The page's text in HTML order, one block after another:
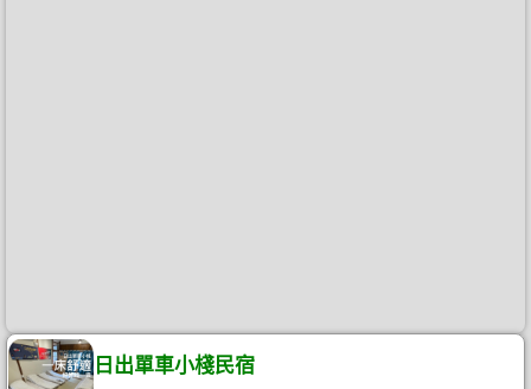
日出單車小棧民宿